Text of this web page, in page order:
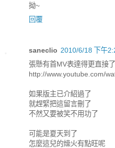
拗~
回覆
saneclio 2010/6/18 下午
張懸有首MV表達得更直接了
http://www.youtube.com/
如果版主已介紹過了
就趕緊把這留言刪了
不然又要被笑不用功了
可能是夏天到了
怎麼這兒的燥火有點旺呢